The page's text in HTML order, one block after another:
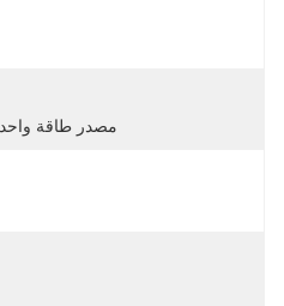
مصدر طاقة واحد 3.3 فولت وواجهة منطقية TTL